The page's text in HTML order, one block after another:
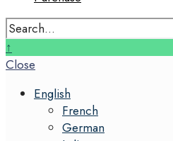
Search
for:
Close
Search
↑
Close
English
French
German